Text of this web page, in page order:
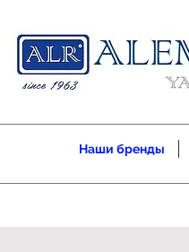
Наши бренды